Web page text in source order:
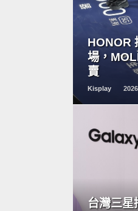
HONOR
場，
賣
Kisplay
台灣三